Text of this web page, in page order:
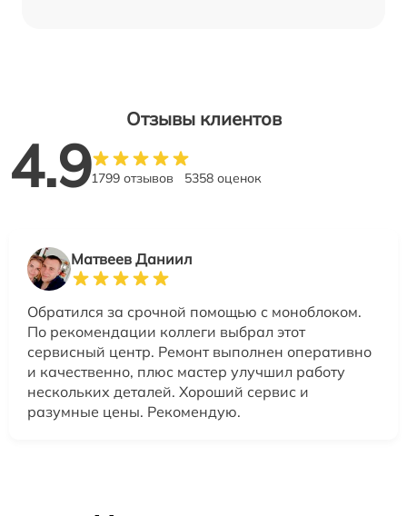
Отзывы клиентов
4.91799 отзывов 5358 оценок
Матвеев Даниил
Обратился за срочной помощью с моноблоком.
По рекомендации коллеги выбрал этот
сервисный центр. Ремонт выполнен оперативно
и качественно, плюс мастер улучшил работу
нескольких деталей. Хороший сервис и
разумные цены. Рекомендую.